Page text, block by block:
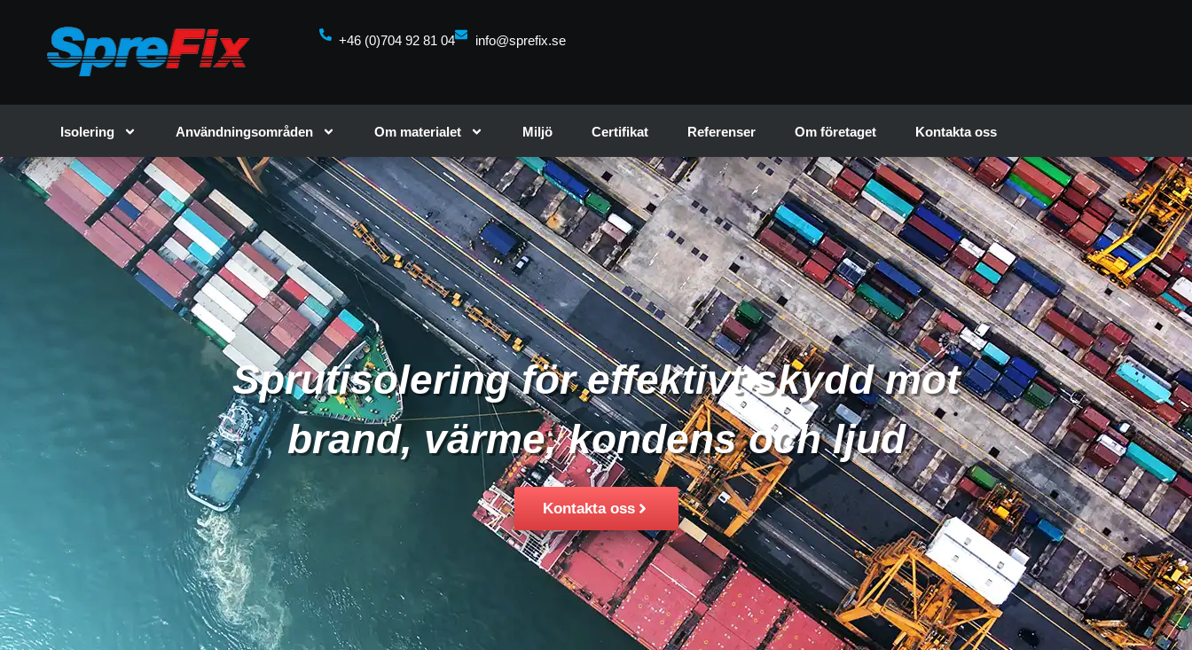
+46 (0)704 92 81 04 info@sprefix.se
Isolering Användningsområden Om materialet Miljö Certifikat Referenser Om företaget Kontakta oss
Sprutisolering för effektivt skydd mot
brand, värme, kondens och ljud
Kontakta oss